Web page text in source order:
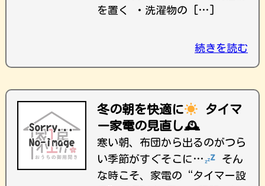
を置く ・洗濯物の […]
続きを読む
冬の朝を快適に
タイマ
ー家電の見直し🕰
寒い朝、布団から出るのがつら
い季節がすぐそこに…
そん
な時こそ、家電の“タイマー設